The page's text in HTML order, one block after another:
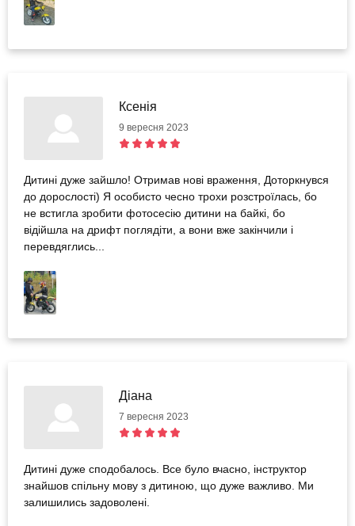
Ксенія
9 вересня 2023
Дитині дуже зайшло! Отримав нові враження, Доторкнувся
до дорослості) Я особисто чесно трохи розстроїлась, бо
не встигла зробити фотосесію дитини на байкі, бо
відійшла на дрифт поглядіти, а вони вже закінчили і
перевдяглись...
Діана
7 вересня 2023
Дитині дуже сподобалось. Все було вчасно, інструктор
знайшов спільну мову з дитиною, що дуже важливо. Ми
залишились задоволені.